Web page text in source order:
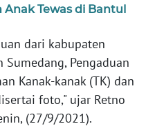
Anak Tewas di Bantul
dari kabupaten
Pengaduan
Kanak-kanak (TK) dan
foto," ujar Retno
(27/9/2021).